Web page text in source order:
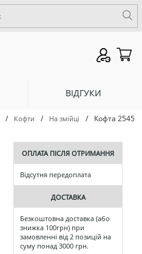
ВІДГУКИ
/ Кофти / На змійці / Кофта 2545
ОПЛАТА ПІСЛЯ ОТРИМАННЯ
Відсутня передоплата
ДОСТАВКА
Безкоштовна доставка (або
знижка 100грн) при
замовленні від 2 позицій на
суму понад 3000 грн.